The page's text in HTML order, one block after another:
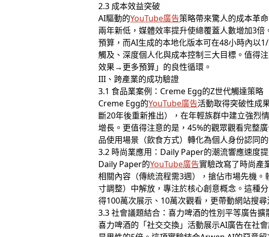
2.3 成本效益突破
AI驅動的YouTube廣告策略帶來驚人的成本革
兩年新低，媒體效率提升使總覆蓋人數增加3
預算，而AI生成的本地化版本可在48小時內以
觸及、深度個人化與成本控制三大目標。值得
效果→更多預算」的良性循環。
III、跨產業的成功驗證
3.1 食品業案例：Creme Egg的Z世代觸達策略
Creme Egg的YouTube廣告活動取得突破性成
斷20年後重新推出），在年輕族群中建立強烈
增長。更值得注意的是，45%的觀眾觀看完整
品使用場景（飲食方式）轉化為個人身份認同
3.2 時尚業應用：Daily Paper的潮流響應速度
Daily Paper的YouTube廣告實驗改寫了時尚產
相關內容（傳統流程需3週），搶佔市場先機
寸調整）中解放，專注於核心創意概念。這種
得100萬次展示、10萬次觀看，更帶動網站搜
3.3 社會議題結合：喜力啤酒的性別平等廣告擴
喜力啤酒的「社交交換」活動展示AI廣告在社